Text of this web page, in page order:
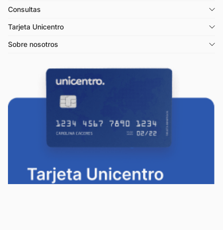
Consultas
Tarjeta Unicentro
Sobre nosotros